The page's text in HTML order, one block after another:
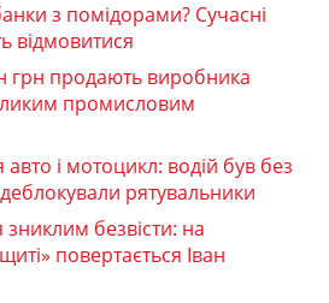
з помідорами? Сучасні
відмовитися
грн продають виробника
промисловим
авто і мотоцикл: водій був без
деблокували рятувальники
безвісти: на
повертається Іван